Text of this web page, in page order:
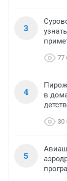
3
77
4
в
30
5